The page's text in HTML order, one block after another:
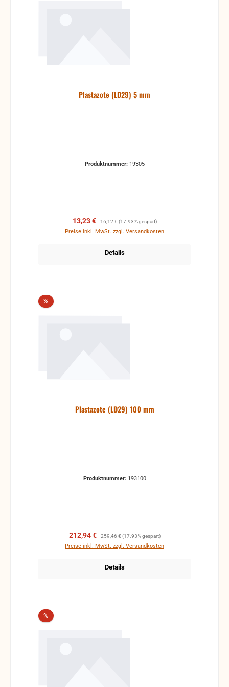
Plastazote (LD29) 5 mm
Produktnummer: 19305
Verkaufspreis:
13,23 € Regulärer Preis:
16,12 € (17.93% gespart)
Preise inkl. MwSt. zzgl. Versandkosten
Details
%Rabatt
Plastazote (LD29) 100 mm
Produktnummer: 193100
Verkaufspreis:
212,94 € Regulärer Preis:
259,46 € (17.93% gespart)
Preise inkl. MwSt. zzgl. Versandkosten
Details
%Rabatt